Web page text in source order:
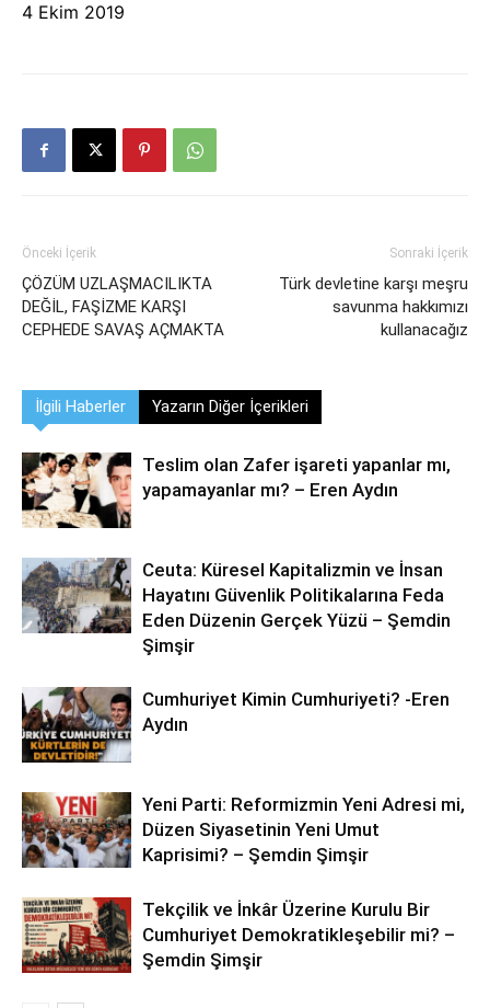
4 Ekim 2019
Önceki İçerik
ÇÖZÜM UZLAŞMACILIKTA
DEĞİL, FAŞİZME KARŞI
CEPHEDE SAVAŞ AÇMAKTA
Sonraki İçerik
Türk devletine karşı meşru
savunma hakkımızı
kullanacağız
İlgili Haberler Yazarın Diğer İçerikleri
Teslim olan Zafer işareti yapanlar mı,
yapamayanlar mı? – Eren Aydın
Ceuta: Küresel Kapitalizmin ve İnsan
Hayatını Güvenlik Politikalarına Feda
Eden Düzenin Gerçek Yüzü – Şemdin
Şimşir
Cumhuriyet Kimin Cumhuriyeti? -Eren
Aydın
Yeni Parti: Reformizmin Yeni Adresi mi,
Düzen Siyasetinin Yeni Umut
Kaprisimi? – Şemdin Şimşir
Tekçilik ve İnkâr Üzerine Kurulu Bir
Cumhuriyet Demokratikleşebilir mi? –
Şemdin Şimşir